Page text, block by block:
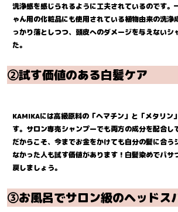
洗浄感を感じられるように工夫されているのです。
ゃん用の化粧品にも使用されている植物由来の洗浄
っかり落としつつ、頭皮へのダメージを与えないシ
た。
②試す価値のある白髪ケア
KAMIKAには高級原料の「ヘマチン」と「メタリン
す。サロン専売シャンプーでも両方の成分を配合し
だからこそ、今までお金をかけても自分の髪に合う
なかった人も試す価値があります！白髪染めでパサ
戻しましょう。
③お風呂でサロン級のヘッドス